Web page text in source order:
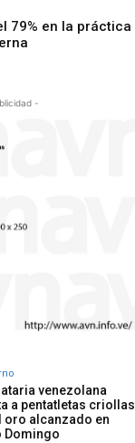
79% en la práctica
-
venezolana
a pentatletas criollas
oro alcanzado en
Domingo